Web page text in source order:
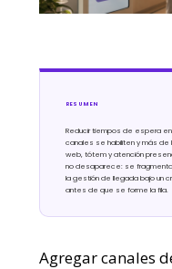
RESUMEN
Reducir tiempos de espera
canales se habiliten y más de
web, tótem y atención
no desaparece: se
la gestión de llegada bajo un
antes de que se forme la fila.
Agregar canales